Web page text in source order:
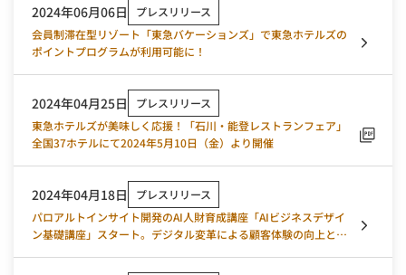
2024年06月06日
プレスリリース
会員制滞在型リゾート「東急バケーションズ」で東急ホテルズの
ポイントプログラムが利用可能に！
2024年04月25日
プレスリリース
東急ホテルズが美味しく応援！「石川・能登レストランフェア」
全国37ホテルにて2024年5月10日（金）より開催
2024年04月18日
プレスリリース
パロアルトインサイト開発のAI人財育成講座「AIビジネスデザイ
ン基礎講座」スタート。デジタル変革による顧客体験の向上と業